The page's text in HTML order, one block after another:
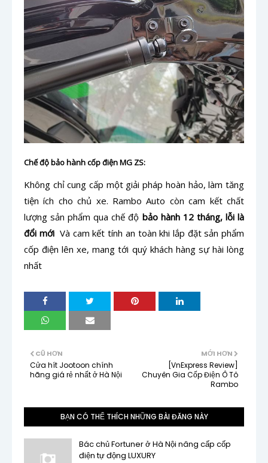
Chế độ bảo hành cốp điện MG ZS:
Không chỉ cung cấp một giải pháp hoàn hảo, làm tăng
tiện ích cho chủ xe. Rambo Auto còn cam kết chất
lượng sản phẩm qua chế độ bảo hành 12 tháng, lỗi là
đổi mới Và cam kết tính an toàn khi lắp đặt sản phẩm
cốp điện lên xe, mang tới quý khách hàng sự hài lòng
nhất
MỚI HƠN
[VnExpress Review]
Chuyên Gia Cốp Điện Ô Tô
Rambo
CŨ HƠN
Cửa hít Jootoon chính
hãng giá rẻ nhất ở Hà Nội
BẠN CÓ THỂ THÍCH NHỮNG BÀI ĐĂNG NÀY
Bác chủ Fortuner ở Hà Nội nâng cấp cốp
điện tự động LUXURY